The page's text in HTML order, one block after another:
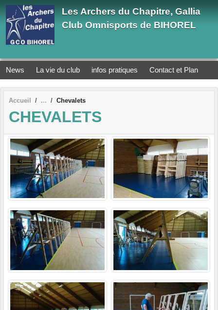
Les Archers du Chapitre, Gallia
Club Omnisports de BIHOREL
News La vie du club infos pratiques Contact et Plan
Accueil Chevalets
CHEVALETS
Panneau de gestion des cookies